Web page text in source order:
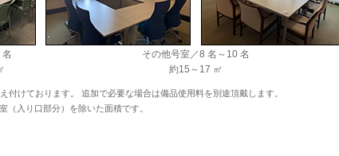
その他号室／8 名～10 名
約15～17 ㎡
付けております。 追加で必要な場合は備品使用料を別途頂戴します。
（入り口部分）を除いた面積です。